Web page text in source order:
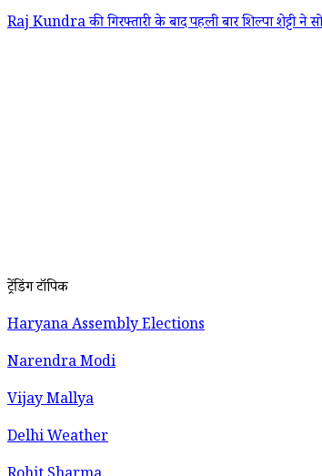
Raj Kundra की गिरफ्तारी के बाद पहली बार शिल्पा शेट्टी
ट्रेंडिंग टॉपिक
Haryana Assembly Elections
Narendra Modi
Vijay Mallya
Delhi Weather